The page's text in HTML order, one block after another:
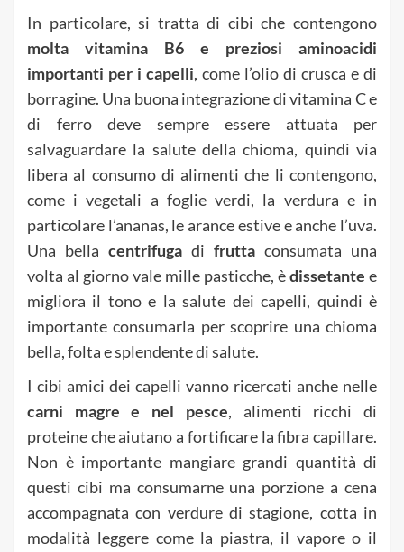
In particolare, si tratta di cibi che contengono
molta vitamina B6 e preziosi aminoacidi
importanti per i capelli, come l’olio di crusca e di
borragine. Una buona integrazione di vitamina C e
di ferro deve sempre essere attuata per
salvaguardare la salute della chioma, quindi via
libera al consumo di alimenti che li contengono,
come i vegetali a foglie verdi, la verdura e in
particolare l’ananas, le arance estive e anche l’uva.
Una bella centrifuga di frutta consumata una
volta al giorno vale mille pasticche, èdissetante e
migliora il tono e la salute dei capelli, quindi è
importante consumarla per scoprire una chioma
bella, folta e splendente di salute.
I cibi amici dei capelli vanno ricercati anche nelle
carni magre e nel pesce, alimenti ricchi di
proteine che aiutano a fortificare la fibra capillare.
Non è importante mangiare grandi quantità di
questi cibi ma consumarne una porzione a cena
accompagnata con verdure di stagione, cotta in
modalità leggere come la piastra, il vapore o il